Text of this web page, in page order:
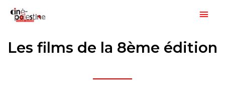
Aller
Les films de la 8ème édition